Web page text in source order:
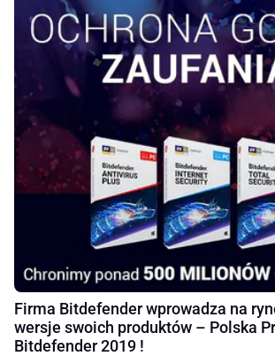
Firma Bitdefender wprowadza na
wersje swoich produktów – Polska
Bitdefender 2019 !